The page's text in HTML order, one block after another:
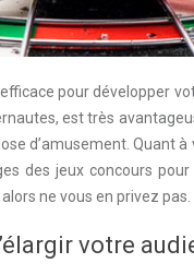
pour développer
est très
d’amusement. Quant
des jeux concours
ne vous en privez pas.
votre